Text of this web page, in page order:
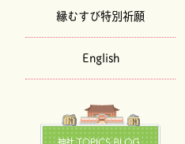
縁むすび特別祈願
English